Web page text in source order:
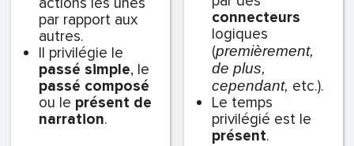
par rapport aux
autres.
Il privilégie le
passé simple, le
passé composé
ou le présent de
narration.
connecteurs
logiques
(premièrement,
de plus,
cependant, etc.).
Le temps
privilégié est le
présent.